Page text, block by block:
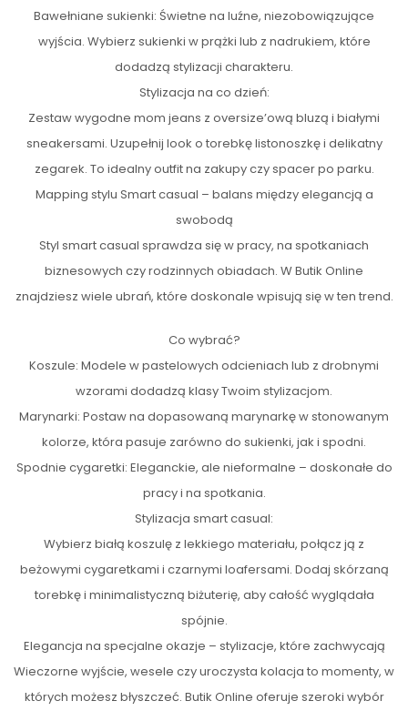
Bawełniane sukienki: Świetne na luźne, niezobowiązujące
wyjścia. Wybierz sukienki w prążki lub z nadrukiem, które
dodadzą stylizacji charakteru.
Stylizacja na co dzień:
Zestaw wygodne mom jeans z oversize’ową bluzą i białymi
sneakersami. Uzupełnij look o torebkę listonoszkę i delikatny
zegarek. To idealny outfit na zakupy czy spacer po parku.
Mapping stylu Smart casual – balans między elegancją a
swobodą
Styl smart casual sprawdza się w pracy, na spotkaniach
biznesowych czy rodzinnych obiadach. W Butik Online
znajdziesz wiele ubrań, które doskonale wpisują się w ten trend.
Co wybrać?
Koszule: Modele w pastelowych odcieniach lub z drobnymi
wzorami dodadzą klasy Twoim stylizacjom.
Marynarki: Postaw na dopasowaną marynarkę w stonowanym
kolorze, która pasuje zarówno do sukienki, jak i spodni.
Spodnie cygaretki: Eleganckie, ale nieformalne – doskonałe do
pracy i na spotkania.
Stylizacja smart casual:
Wybierz białą koszulę z lekkiego materiału, połącz ją z
beżowymi cygaretkami i czarnymi loafersami. Dodaj skórzaną
torebkę i minimalistyczną biżuterię, aby całość wyglądała
spójnie.
Elegancja na specjalne okazje – stylizacje, które zachwycają
Wieczorne wyjście, wesele czy uroczysta kolacja to momenty, w
których możesz błyszczeć. Butik Online oferuje szeroki wybór